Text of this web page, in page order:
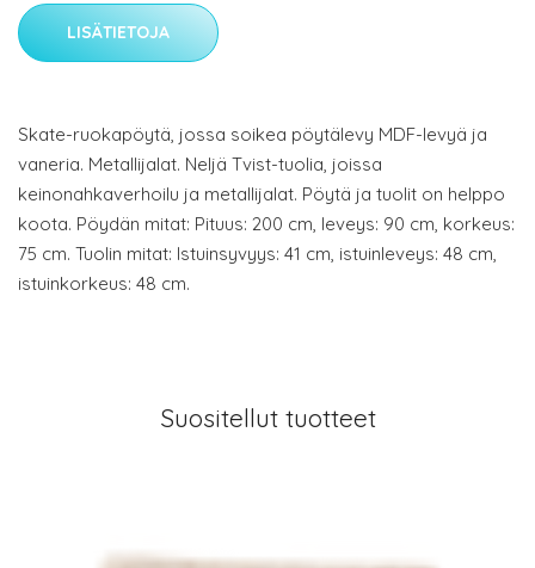
LISÄTIETOJA
Skate-ruokapöytä, jossa soikea pöytälevy MDF-levyä ja
vaneria. Metallijalat. Neljä Tvist-tuolia, joissa
keinonahkaverhoilu ja metallijalat. Pöytä ja tuolit on helppo
koota. Pöydän mitat: Pituus: 200 cm, leveys: 90 cm, korkeus:
75 cm. Tuolin mitat: Istuinsyvyys: 41 cm, istuinleveys: 48 cm,
istuinkorkeus: 48 cm.
Suositellut tuotteet